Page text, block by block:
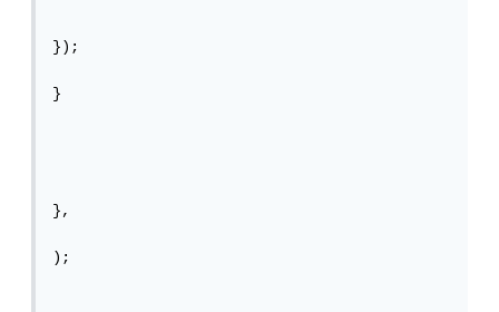
});
}
},
);